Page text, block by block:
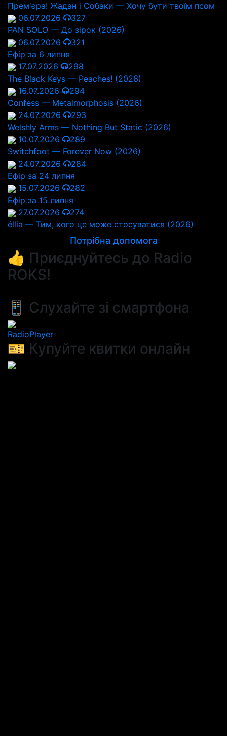
Прем'єра! Жадан і Собаки — Хочу бути твоїм псом
06.07.2026
327
PAN SOLO — До зірок (2026)
06.07.2026
321
Ефір за 6 липня
17.07.2026
298
The Black Keys — Peaches! (2026)
16.07.2026
294
Confess — Metalmorphosis (2026)
24.07.2026
293
Welshly Arms — Nothing But Static (2026)
10.07.2026
289
Switchfoot — Forever Now (2026)
24.07.2026
284
Ефір за 24 липня
15.07.2026
282
Ефір за 15 липня
27.07.2026
274
éllia — Тим, кого це може стосуватися (2026)
Потрібна допомога
👍 Приєднуйтесь до Radio
ROKS!
📱 Слухайте зі смартфона
RadioPlayer
🎫 Купуйте квитки онлайн